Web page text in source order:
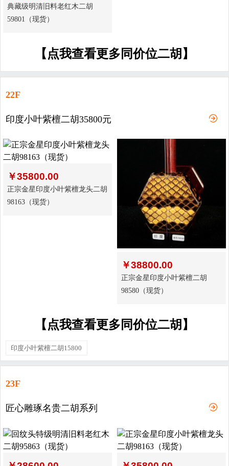
典藏级明清旧料老红木二胡
59801（现货）
【点我查看更多同价位二胡】
22F
印度小叶紫檀二胡35800元
￥35800.00
正宗金星印度小叶紫檀龙头二胡
98163（现货）
￥38800.00
正宗金星印度小叶紫檀二胡
98580（现货）
【点我查看更多同价位二胡】
印度小叶紫檀二胡15800
23F
匠心雕琢名贵二胡系列